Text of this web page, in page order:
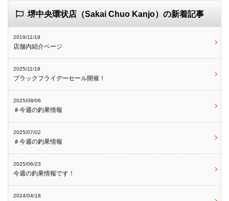
堺中央環状店（Sakai Chuo Kanjo）の新着記事
2019/11/19
店舗内紹介ページ
2025/11/19
ブラックフライデーセール開催！
2025/08/06
＃今週の釣果情報
2025/07/02
＃今週の釣果情報
2025/06/23
今週の釣果情報です！
2024/04/18